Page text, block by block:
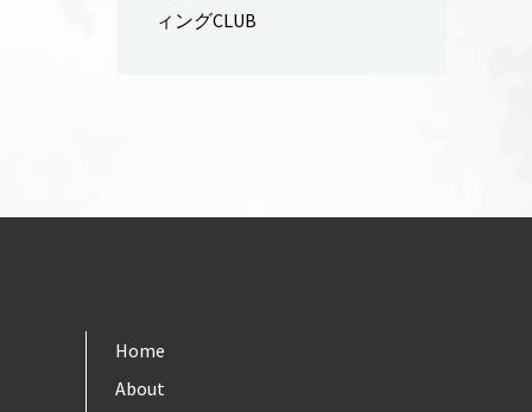
ィングCLUB
Home
About